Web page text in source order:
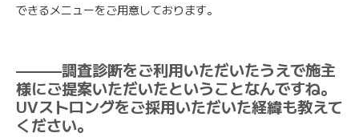
できるメニューをご用意しております。
———調査診断をご利用いただいたうえで施主
様にご提案いただいたということなんですね。
UVストロングをご採用いただいた経緯も教えて
ください。